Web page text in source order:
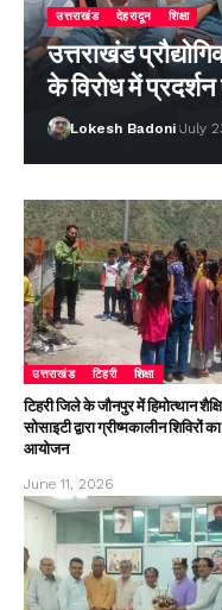
उत्तराखंड देहरादून शिक्षा
उत्तराखंड
के विरोध में प्रदर्शन
Lokesh Badoni July
उत्तराखंड टिहरी शिक्षा
टिहरी जिले के जौनपुर में हिमोत्थान
सोसाइटी द्वारा ग्रीष्मकालीन शिविरों का
आयोजन
June 11, 2026